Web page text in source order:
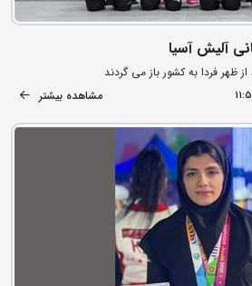
آلیش آسیا
ظهر فردا به کشور باز می گردند
مشاهده بیشتر